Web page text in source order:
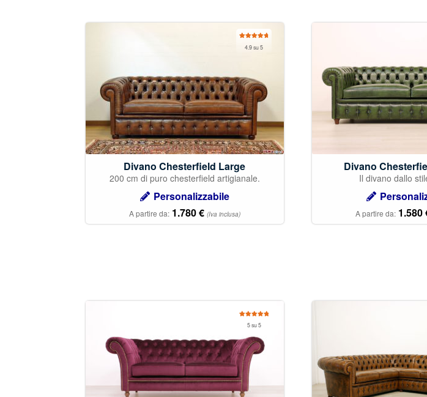
4.9 su 5
Divano Chesterfield Large
200 cm di puro chesterfield artigianale.
Personalizzabile
A partire da: 1.780€ (Iva inclusa)
Divano
Il divano dallo
A partire da: 1.580
5 su 5